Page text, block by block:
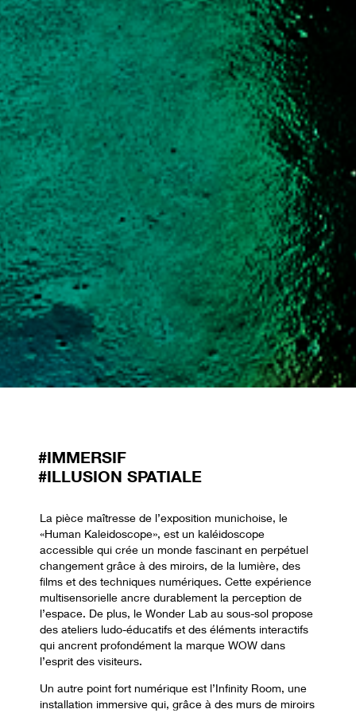
#IMMERSIF
#ILLUSION SPATIALE
La pièce maîtresse de l’exposition munichoise, le
«Human Kaleidoscope», est un kaléidoscope
accessible qui crée un monde fascinant en perpétuel
changement grâce à des miroirs, de la lumière, des
films et des techniques numériques. Cette expérience
multisensorielle ancre durablement la perception de
l’espace. De plus, le Wonder Lab au sous-sol propose
des ateliers ludo-éducatifs et des éléments interactifs
qui ancrent profondément la marque WOW dans
l’esprit des visiteurs.
Un autre point fort numérique est l’Infinity Room, une
installation immersive qui, grâce à des murs de miroirs